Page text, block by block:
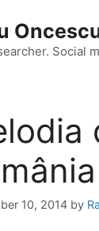
Social
10, 2014 by